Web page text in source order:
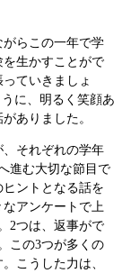
らこの一年で学
生かすことがで
ていきましょ
に、明るく笑顔あ
ありました。
それぞれの学年
進む大切な節目で
ントとなる話を
なアンケートで上
2つは、返事がで
この3つが多くの
こうした力は、